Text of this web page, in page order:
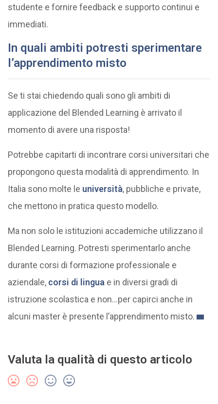
studente e fornire feedback e supporto continui e
immediati.
In quali ambiti potresti sperimentare
l’apprendimento misto
Se ti stai chiedendo quali sono gli ambiti di
applicazione del Blended Learning è arrivato il
momento di avere una risposta!
Potrebbe capitarti di incontrare corsi universitari che
propongono questa modalità di apprendimento. In
Italia sono molte le università, pubbliche e private,
che mettono in pratica questo modello.
Ma non solo le istituzioni accademiche utilizzano il
Blended Learning. Potresti sperimentarlo anche
durante corsi di formazione professionale e
aziendale, corsi di lingua e in diversi gradi di
istruzione scolastica e non…per capirci anche in
alcuni master è presente l’apprendimento misto.
Valuta la qualità di questo articolo